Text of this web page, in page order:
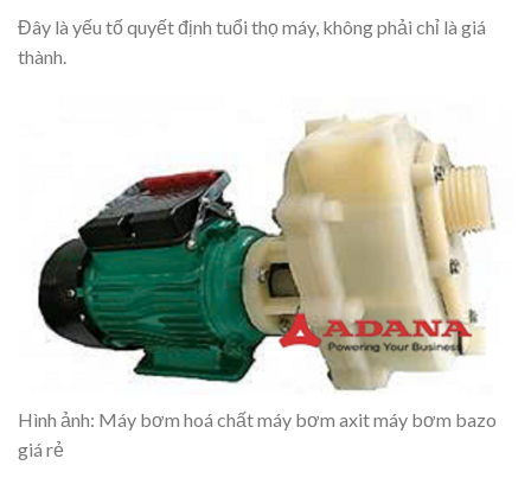
Đây là yếu tố quyết định tuổi thọ máy, không phải chỉ là giá
thành.
Hình ảnh: Máy bơm hoá chất máy bơm axit máy bơm bazo
giá rẻ